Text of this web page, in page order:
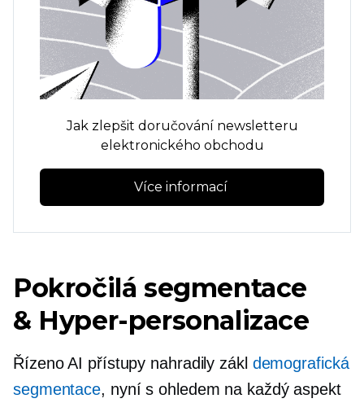
Jak zlepšit doručování newsletteru
elektronického obchodu
Více informací
Pokročilá segmentace
& Hyper-personalizace
Řízeno AI přístupy nahradily zákl demografická
segmentace, nyní s ohledem na každý aspekt